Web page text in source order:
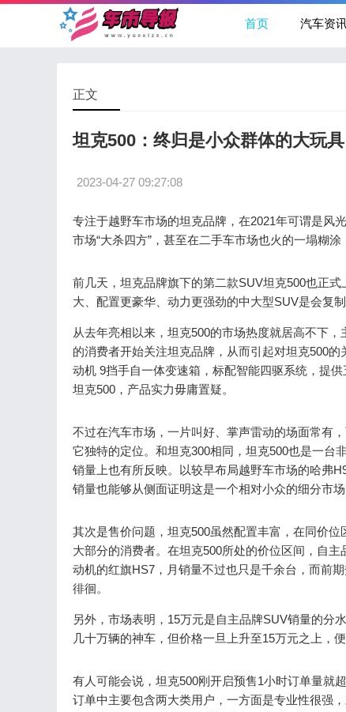
首页 汽车资
正文
坦克500：终归是小众群体的大玩具
2023-04-27 09:27:08
专注于越野车市场的坦克品牌，在2021年可谓是风
市场“大杀四方”，甚至在二手车市场也火的一塌糊涂
前几天，坦克品牌旗下的第二款SUV坦克500也正
大、配置更豪华、动力更强劲的中大型SUV是会复
从去年亮相以来，坦克500的市场热度就居高不下
的消费者开始关注坦克品牌，从而引起对坦克500
动机 9挡手自一体变速箱，标配智能四驱系统，提
坦克500，产品实力毋庸置疑。
不过在汽车市场，一片叫好、掌声雷动的场面常有
它独特的定位。和坦克300相同，坦克500也是一台
销量上也有所反映。以较早布局越野车市场的哈弗
销量也能够从侧面证明这是一个相对小众的细分市场
其次是售价问题，坦克500虽然配置丰富，在同价
大部分的消费者。在坦克500所处的价位区间，自
动机的红旗HS7，月销量不过也只是千余台，而前
徘徊。
另外，市场表明，15万元是自主品牌SUV销量的分
几十万辆的神车，但价格一旦上升至15万元之上，
有人可能会说，坦克500刚开启预售1小时订单量就
订单中主要包含两大类用户，一方面是专业性很强